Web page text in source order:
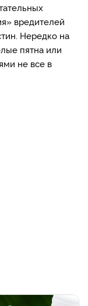
вредителей
Нередко на
пятна или
не все в